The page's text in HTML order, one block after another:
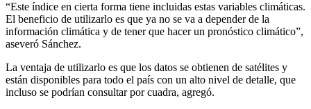
“Este índice en cierta forma tiene incluidas estas variables climáticas.
El beneficio de utilizarlo es que ya no se va a depender de la
información climática y de tener que hacer un pronóstico climático”,
aseveró Sánchez.
La ventaja de utilizarlo es que los datos se obtienen de satélites y
están disponibles para todo el país con un alto nivel de detalle, que
incluso se podrían consultar por cuadra, agregó.